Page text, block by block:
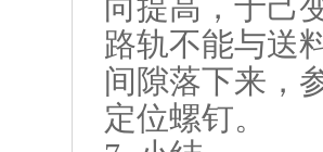
向提高，于己
路轨不能与送
间隙落下来，
定位螺钉。